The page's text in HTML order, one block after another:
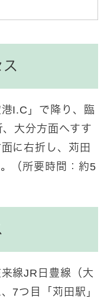
I.C」で降り、臨
大分方面へすす
に右折し、苅田
（所要時間：約5
線JR日豊線（大
7つ目「苅田駅」